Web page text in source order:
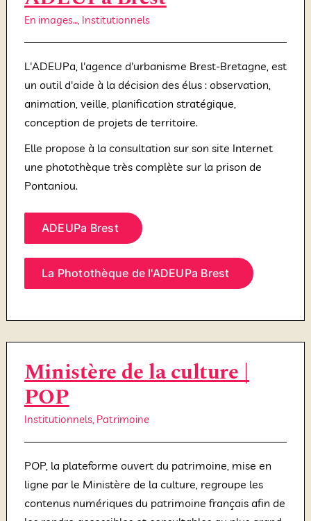
En images…, Institutionnels
L'ADEUPa, l'agence d'urbanisme Brest-Bretagne, est
un outil d'aide à la décision des élus : observation,
animation, veille, planification stratégique,
conception de projets de territoire.
Elle propose à la consultation sur son site Internet
une photothèque très complète sur la prison de
Pontaniou.
ADEUPa Brest
La Photothèque de l'ADEUPa Brest
Ministère de la culture |
POP
Institutionnels, Patrimoine
POP, la plateforme ouvert du patrimoine, mise en
ligne par le Ministère de la culture, regroupe les
contenus numériques du patrimoine français afin de